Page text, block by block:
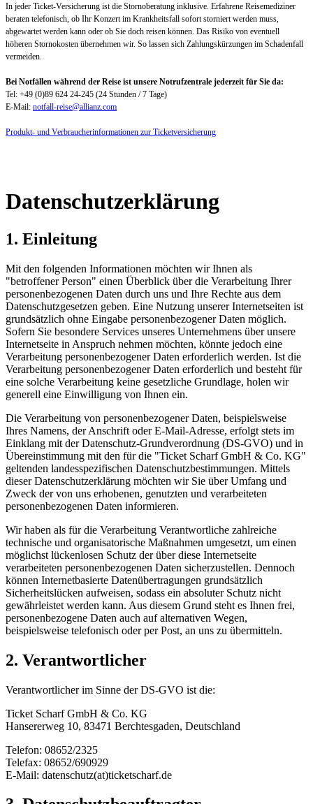
In jeder Ticket-Versicherung ist die Stornoberatung inklusive. Erfahrene Reisemediziner
beraten telefonisch, ob Ihr Konzert im Krankheitsfall sofort storniert werden muss,
abgewartet werden kann oder ob Sie doch reisen können. Das Risiko von eventuell
höheren Stornokosten übernehmen wir. So lassen sich Zahlungskürzungen im Schadenfall
vermeiden.
Bei Notfällen während der Reise ist unsere Notrufzentrale jederzeit für Sie da:
Tel: +49 (0)89 624 24-245 (24 Stunden / 7 Tage)
E-Mail: notfall-reise@allianz.com
Produkt- und Verbraucherinformationen zur Ticketversicherung
Datenschutzerklärung
1. Einleitung
Mit den folgenden Informationen möchten wir Ihnen als
"betroffener Person" einen Überblick über die Verarbeitung Ihrer
personenbezogenen Daten durch uns und Ihre Rechte aus dem
Datenschutzgesetzen geben. Eine Nutzung unserer Internetseiten ist
grundsätzlich ohne Eingabe personenbezogener Daten möglich.
Sofern Sie besondere Services unseres Unternehmens über unsere
Internetseite in Anspruch nehmen möchten, könnte jedoch eine
Verarbeitung personenbezogener Daten erforderlich werden. Ist die
Verarbeitung personenbezogener Daten erforderlich und besteht für
eine solche Verarbeitung keine gesetzliche Grundlage, holen wir
generell eine Einwilligung von Ihnen ein.
Die Verarbeitung von personenbezogener Daten, beispielsweise
Ihres Namens, der Anschrift oder E-Mail-Adresse, erfolgt stets im
Einklang mit der Datenschutz-Grundverordnung (DS-GVO) und in
Übereinstimmung mit den für die "Ticket Scharf GmbH & Co. KG"
geltenden landesspezifischen Datenschutzbestimmungen. Mittels
dieser Datenschutzerklärung möchten wir Sie über Umfang und
Zweck der von uns erhobenen, genutzten und verarbeiteten
personenbezogenen Daten informieren.
Wir haben als für die Verarbeitung Verantwortliche zahlreiche
technische und organisatorische Maßnahmen umgesetzt, um einen
möglichst lückenlosen Schutz der über diese Internetseite
verarbeiteten personenbezogenen Daten sicherzustellen. Dennoch
können Internetbasierte Datenübertragungen grundsätzlich
Sicherheitslücken aufweisen, sodass ein absoluter Schutz nicht
gewährleistet werden kann. Aus diesem Grund steht es Ihnen frei,
personenbezogene Daten auch auf alternativen Wegen,
beispielsweise telefonisch oder per Post, an uns zu übermitteln.
2. Verantwortlicher
Verantwortlicher im Sinne der DS-GVO ist die:
Ticket Scharf GmbH & Co. KG
Hansererweg 10, 83471 Berchtesgaden, Deutschland
Telefon: 08652/2325
Telefax: 08652/690929
E-Mail: datenschutz(at)ticketscharf.de